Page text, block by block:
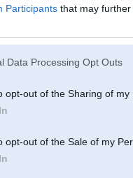
Participants that may further
Data Processing Opt Outs
opt-out of the Sharing of my
opt-out of the Sale of my
un ko vēlējies uzzināt